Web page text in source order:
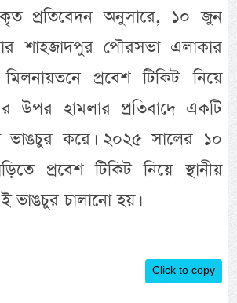
প্রতিবেদন অনুসারে, ১০ জুন
শাহজাদপুর পৌরসভা এলাকার
প্রবেশ টিকিট নিয়ে
উপর হামলার প্রতিবাদে একটি
ভাঙচুর করে। ২০২৫ সালের ১০
প্রবেশ টিকিট নিয়ে স্থানীয়
ভাঙচুর চালানো হয়।
Click to copy